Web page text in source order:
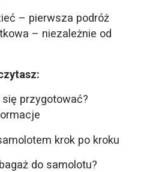
– pierwsza podróż
– niezależnie od
przygotować?
krok po kroku
do samolotu?